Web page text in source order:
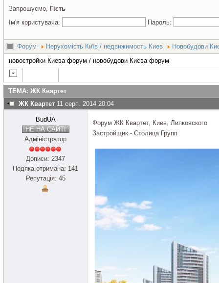
Запрошуємо, Гість
Ім'я користувача:
Пароль:
Форум Нерухомість Київ / недвижимость Киев
Новобудови
новостройки Киева форум / новобудови Києва форум
ТЕМА: ЖК Квартет
ЖК Квартет 11 серп. 2014 20:04
BudUA
НЕ НА САЙТІ
Адміністратор
Дописи: 2347
Подяка отримана: 141
Репутація: 45
Форум ЖК Квартет, Киев, Липковского
Застройщик - Столица Групп